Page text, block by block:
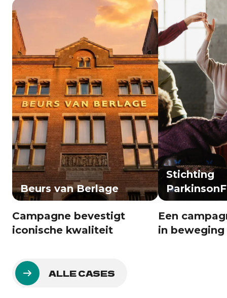
Beurs van Berlage
Campagne bevestigt
iconische kwaliteit
Stichting
Een
in
ALLE CASES